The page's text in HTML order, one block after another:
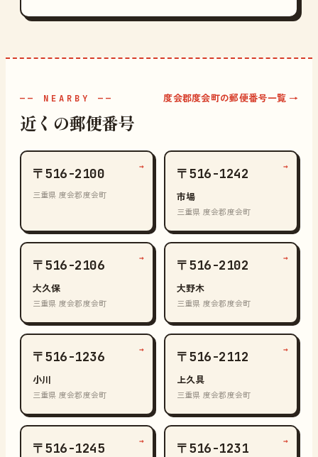
—— NEARBY ——
近くの郵便番号
度会郡度会町の郵便番号一覧 →
〒516-2100
三重県 度会郡度会町
→ 〒516-1242
市場
三重県 度会郡度会町
→
〒516-2106
大久保
三重県 度会郡度会町
→ 〒516-2102
大野木
三重県 度会郡度会町
→
〒516-1236
小川
三重県 度会郡度会町
→ 〒516-2112
上久具
三重県 度会郡度会町
→
〒516-1245 → 〒516-1231 →